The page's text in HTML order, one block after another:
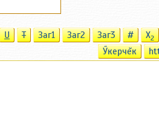
U T Заг1 Заг2 Заг3 # X2
Ӳкерчĕк